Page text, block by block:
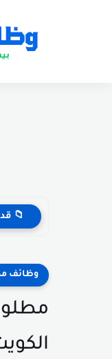
📁
وظائف